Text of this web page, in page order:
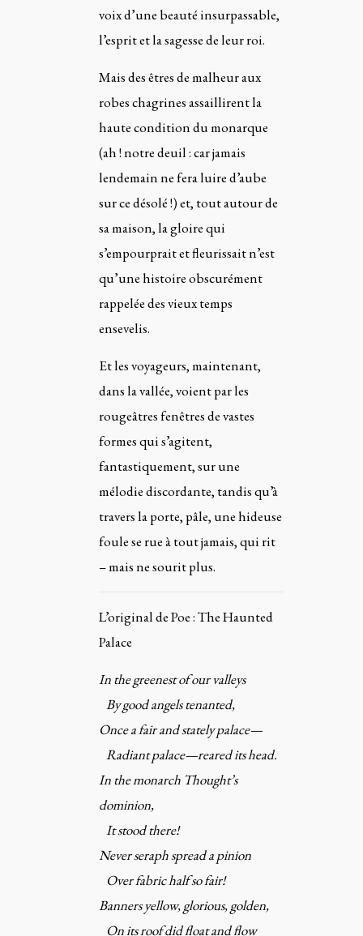
voix d’une beauté insurpassable,
l’esprit et la sagesse de leur roi.
Mais des êtres de malheur aux
robes chagrines assaillirent la
haute condition du monarque
(ah ! notre deuil : car jamais
lendemain ne fera luire d’aube
sur ce désolé !) et, tout autour de
sa maison, la gloire qui
s’empourprait et fleurissait n’est
qu’une histoire obscurément
rappelée des vieux temps
ensevelis.
Et les voyageurs, maintenant,
dans la vallée, voient par les
rougeâtres fenêtres de vastes
formes qui s’agitent,
fantastiquement, sur une
mélodie discordante, tandis qu’à
travers la porte, pâle, une hideuse
foule se rue à tout jamais, qui rit
– mais ne sourit plus.
L’original de Poe : The Haunted
Palace
In the greenest of our valleys
By good angels tenanted,
Once a fair and stately palace—
Radiant palace—reared its head.
In the monarch Thought’s
dominion,
It stood there!
Never seraph spread a pinion
Over fabric half so fair!
Banners yellow, glorious, golden,
On its roof did float and flow